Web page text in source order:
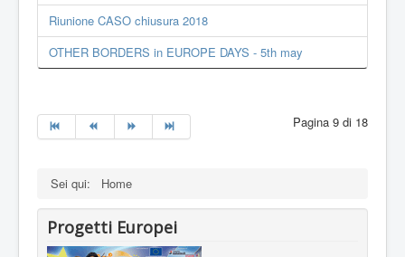
Riunione CASO chiusura 2018
OTHER BORDERS in EUROPE DAYS - 5th may
Pagina 9 di 18
Sei qui: Home
Progetti Europei